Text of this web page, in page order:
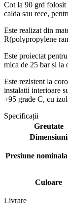
Cot la 90 grd folosit
calda sau rece,
Este realizat din
R(polypropylene
Este proiectat
mica de 25 bar si la
Este rezistent la
instalatii interioare
+95 grade C, cu
Specificații
Greutate
Dimensiuni
Presiune
Culoare
Livrare